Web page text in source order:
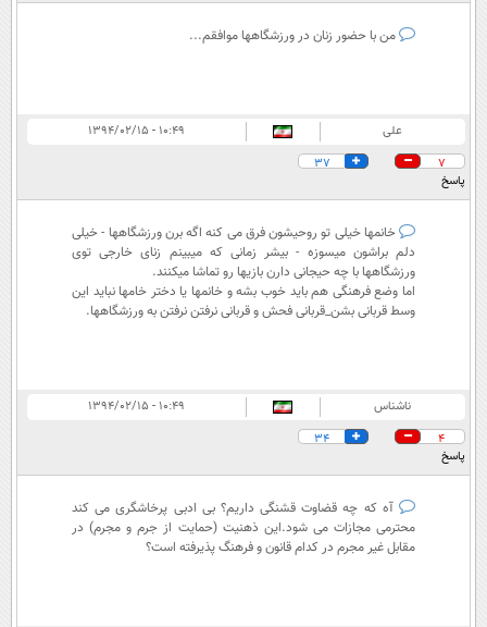
من با حضور زنان در ورزشگاهها موافقم...
علی
۱۰:۴۹ - ۱۳۹۴/۰۲/۱۵
7
37
پاسخ
خانمها خیلی تو روحیشون فرق می کنه اگه برن ورزشگاهها - خیلی
دلم براشون میسوزه - بیشر زمانی که میبینم زنای خارجی توی
ورزشگاهها با چه حیجانی دارن بازیها رو تماشا میکنند.
اما وضع فرهنگی هم باید خوب بشه و خانمها یا دختر خامها نباید این
وسط قربانی بشن_قربانی فحش و قربانی نرفتن نرفتن به ورزشگاهها.
ناشناس
۱۰:۴۹ - ۱۳۹۴/۰۲/۱۵
4
34
پاسخ
آه که چه قضاوت قشنگی داریم؟ بی ادبی پرخاشگری می کند
محترمی مجازات می شود.این ذهنیت (حمایت از جرم و مجرم) در
مقابل غیر مجرم در کدام قانون و فرهنگ پذیرفته است؟